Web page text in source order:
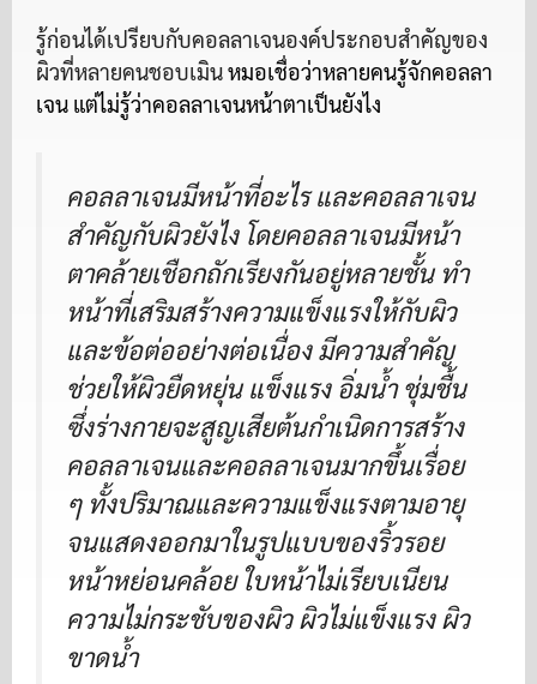
รู้ก่อนได้เปรียบกับคอลลาเจนองค์ประกอบสำคัญของ
ผิวที่หลายคนชอบเมินหมอเชื่อว่าหลายคนรู้จักคอลลา
เจน แต่ไม่รู้ว่าคอลลาเจนหน้าตาเป็นยังไง
คอลลาเจนมีหน้าที่อะไร และคอลลาเจน
สำคัญกับผิวยังไง โดยคอลลาเจนมีหน้า
ตาคล้ายเชือกถักเรียงกันอยู่หลายชั้น ทำ
หน้าที่เสริมสร้างความแข็งแรงให้กับผิว
และข้อต่ออย่างต่อเนื่อง มีความสำคัญ
ช่วยให้ผิวยืดหยุ่น แข็งแรง อิ่มน้ำ ชุ่มชื้น
ซึ่งร่างกายจะสูญเสียต้นกำเนิดการสร้าง
คอลลาเจนและคอลลาเจนมากขึ้นเรื่อย
ๆ ทั้งปริมาณและความแข็งแรงตามอายุ
จนแสดงออกมาในรูปแบบของริ้วรอย
หน้าหย่อนคล้อย ใบหน้าไม่เรียบเนียน
ความไม่กระชับของผิว ผิวไม่แข็งแรง ผิว
ขาดน้ำ